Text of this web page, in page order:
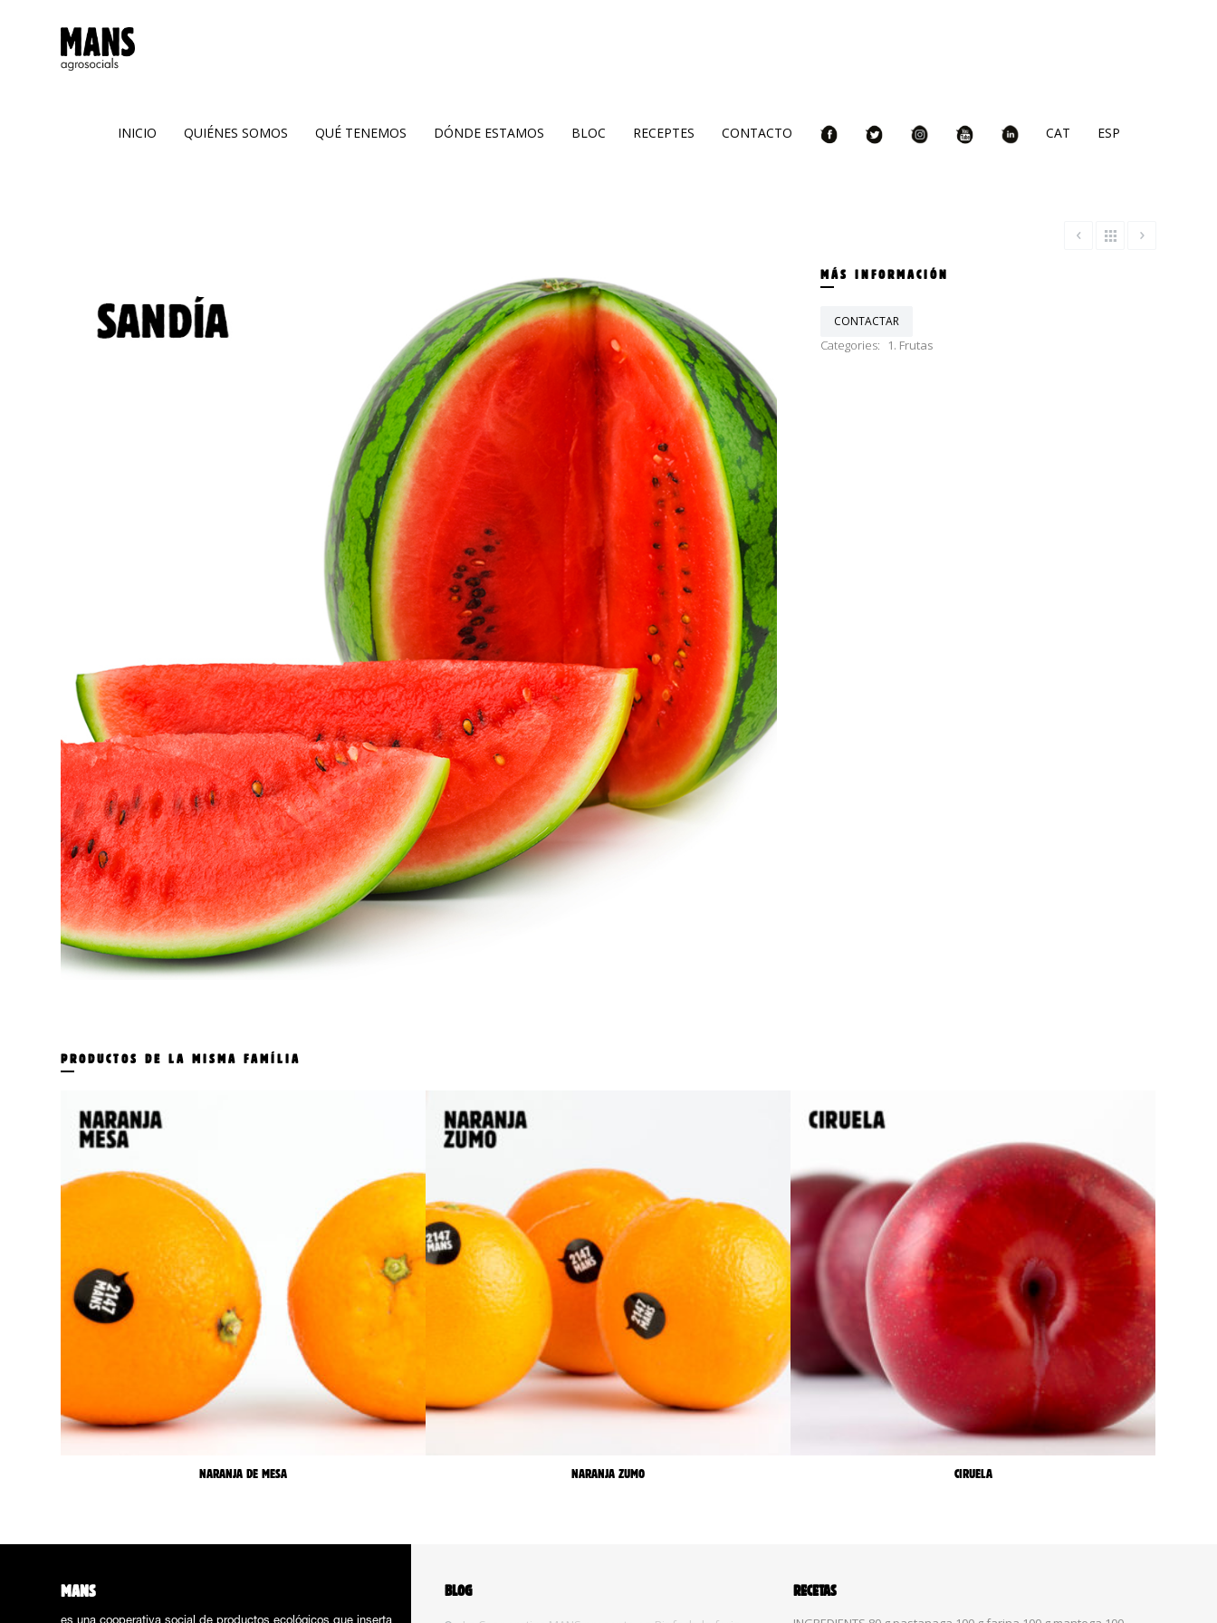
INICIO QUIÉNES SOMOS QUÉ TENEMOS DÓNDE ESTAMOS BLOC RECEPTES CONTACTO CAT ESP
MÁS INFORMACIÓN
CONTACTAR
Categories: 1. Frutas
PRODUCTOS DE LA MISMA FAMÍLIA
NARANJA DE MESA NARANJA ZUMO CIRUELA
MANS BLOG RECETAS